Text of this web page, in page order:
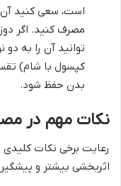
است، سعی کنید آن
توانید آن را به
کپسول با شام)
بدن حفظ شود.
نکات مهم در
رعایت برخی نکات
اثربخشی بیشتر و